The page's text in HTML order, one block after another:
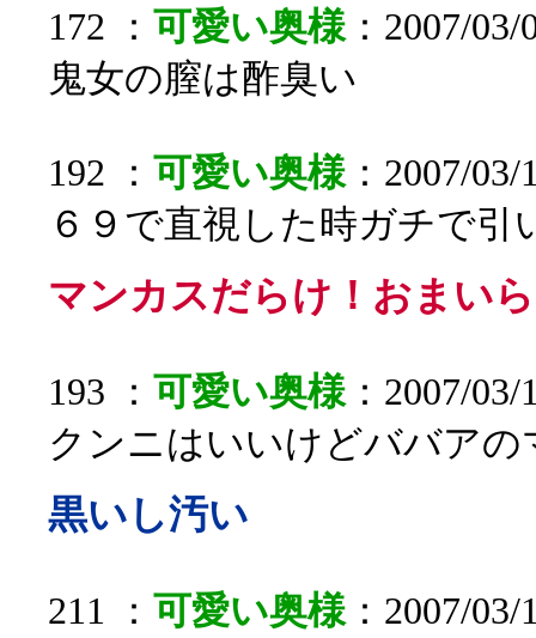
172 ： 可愛い奥様：2007/03/
鬼女の膣は酢臭い
192 ： 可愛い奥様：2007/
６９で直視した時ガチで引
マンカスだらけ！おまい
193 ： 可愛い奥様：2007/03/
クンニはいいけどババア
黒いし汚い
211 ： 可愛い奥様：2007/03/